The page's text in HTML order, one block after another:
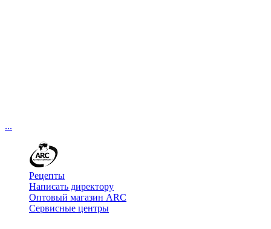
...
Рецепты
Написать директору
Оптовый магазин ARC
Сервисные центры